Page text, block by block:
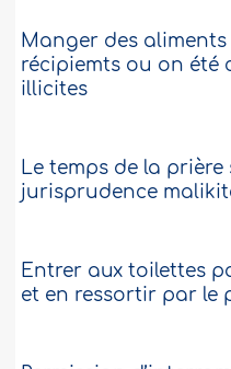
Manger des
récipiemts ou on été
illicites
Le temps de la prière
jurisprudence
Entrer aux toilettes
et en ressortir par le